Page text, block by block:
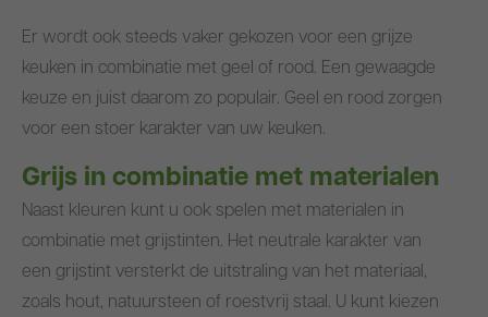
Er wordt ook steeds vaker gekozen voor een grijze
keuken in combinatie met geel of rood. Een gewaagde
keuze en juist daarom zo populair. Geel en rood zorgen
voor een stoer karakter van uw keuken.
Grijs in combinatie met materialen
Naast kleuren kunt u ook spelen met materialen in
combinatie met grijstinten. Het neutrale karakter van
een grijstint versterkt de uitstraling van het materiaal,
zoals hout, natuursteen of roestvrij staal. U kunt kiezen